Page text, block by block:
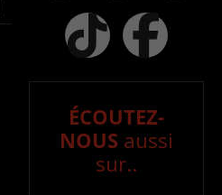
ÉCOUTEZ-
NOUS aussi
sur..